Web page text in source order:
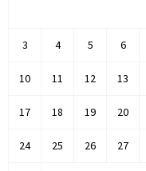
3 4 5 6
10 11 12 13
17 18 19 20
24 25 26 27